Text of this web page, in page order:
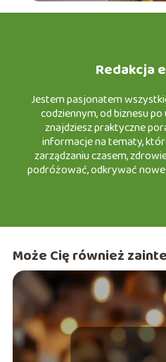
Redakcja
Jestem pasjonatem
codziennym, od biznesu
znajdziesz praktyczne
informacje na tematy,
zarządzaniu czasem,
podróżować, odkrywać
coś dla
Może Cię również